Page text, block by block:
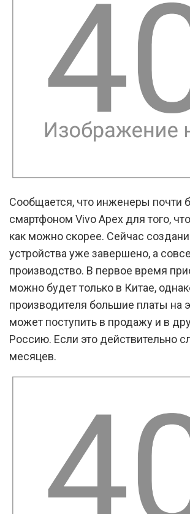
Сообщается, что инженеры почти
смартфоном Vivo Apex для того,
как можно скорее. Сейчас
устройства уже завершено, а
производство. В первое время
можно будет только в Китае,
производителя большие платы на
может поступить в продажу и в
Россию. Если это действительно
месяцев.